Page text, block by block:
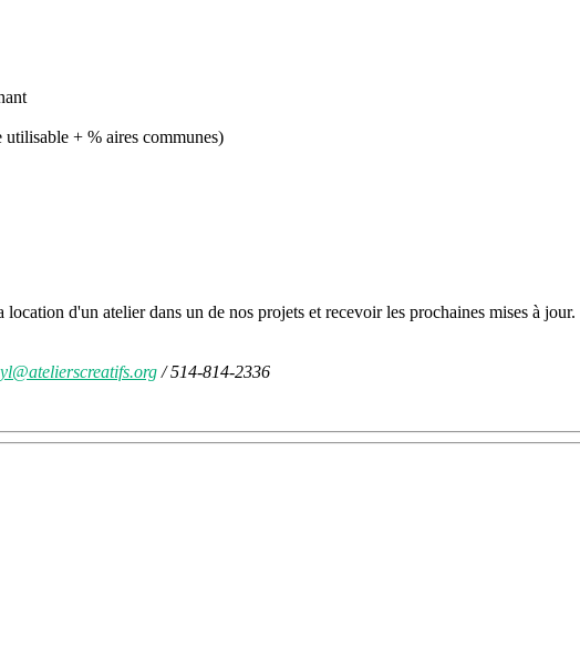
+ % aires communes)
location d'un atelier dans un de nos projets et recevoir les prochaines mises à jour.
/ 514-814-2336